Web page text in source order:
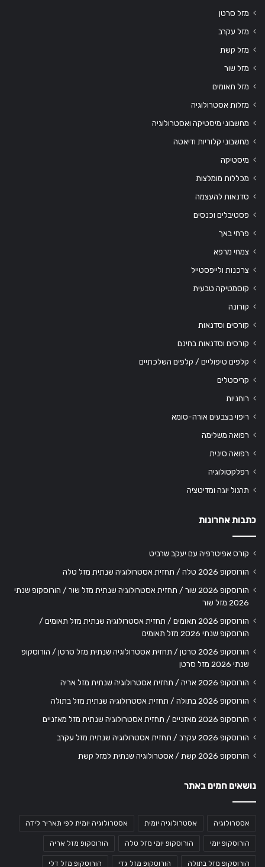
מזל סרטן
מזל עקרב
מזל קשת
מזל שור
מזל תאומים
מזלות אסטרולוגיה
מחשבוני מיסטיקה ואסטרולוגיה
מחשבוני קלוריות ודיאטה
מיסטיקה
מכללות מומלצות
סדנאות להעצמה
פסטיבלים וכנסים
פרחי באך
צמחי מרפא
צרכנות ולייפסטייל
קוסמטיקה טבעית
קורונה
קורסים וסדנאות
קורסים וסדנאות בחינם
קלפים טיפוליים / קלפים השלכתיים
קריסטלים
רוחניות
ריפוי בצבעים אורה-סומא
רפואה משלימה
רפואה סינית
רפלקסולוגיה
תרגול יוגה ומדיטציה
כתבות אחרונות
קורס אפיטרפיה עם יעקב שרביט
הורוסקופ 2026 טלה / תחזית אסטרולוגיה שנתית מזל טלה
הורוסקופ 2026 שור / תחזית אסטרולוגיה שנתית מזל שור / הורוסקופ שנתי
2026 מזל שור
הורוסקופ 2026 תאומים / תחזית אסטרולוגיה שנתית מזל תאומים /
הורוסקופ שנתי 2026 מזל תאומים
הורוסקופ 2026 סרטן / תחזית אסטרולוגיה שנתית מזל סרטן / הורוסקופ
שנתי 2026 מזל סרטן
הורוסקופ 2026 אריה / תחזית אסטרולוגיה שנתית מזל אריה
הורוסקופ 2026 בתולה / תחזית אסטרולוגיה שנתית מזל בתולה
הורוסקופ 2026 מאזניים / תחזית אסטרולוגיה שנתית מזל מאזניים
הורוסקופ 2026 עקרב / תחזית אסטרולוגיה שנתית מזל עקרב
הורוסקופ 2026 קשת / אסטרולוגיה שנתית למזל קשת
נושאים חמים באתר
אסטרולוגיה אסטרולוגיה יומית אסטרולוגיה יומית לפי תאריך לידה
הורוסקופ יומי הורוסקופ יומי מזל טלה הורוסקופ מזל אריה
הורוסקופ מזל בתולה הורוסקופ מזל גדי הורוסקופ מזל דלי